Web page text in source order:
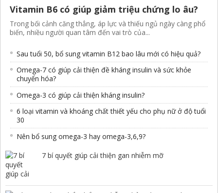
Vitamin B6 có giúp giảm triệu chứng lo âu?
Trong bối cảnh căng thẳng, áp lực và thiếu ngủ ngày càng phổ
biến, nhiều người quan tâm đến vai trò của...
Sau tuổi 50, bổ sung vitamin B12 bao lâu mới có hiệu quả?
Omega-7 có giúp cải thiện đề kháng insulin và sức khỏe
chuyển hóa?
Omega-3 có giúp cải thiện kháng insulin?
6 loại vitamin và khoáng chất thiết yếu cho phụ nữ ở độ tuổi
30
Nên bổ sung omega-3 hay omega-3,6,9?
7 bí quyết giúp cải thiện gan nhiễm mỡ